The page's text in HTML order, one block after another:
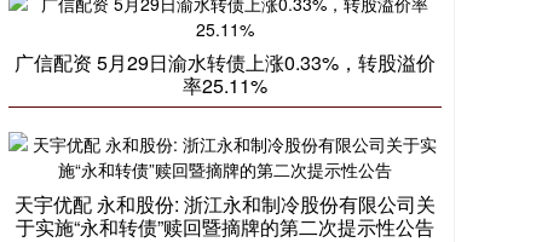
广信配资 5月29日渝水转债上涨0.33%，转股溢价
率25.11%
天宇优配 永和股份: 浙江永和制冷股份有限公司关
于实施“永和转债”赎回暨摘牌的第二次提示性公告